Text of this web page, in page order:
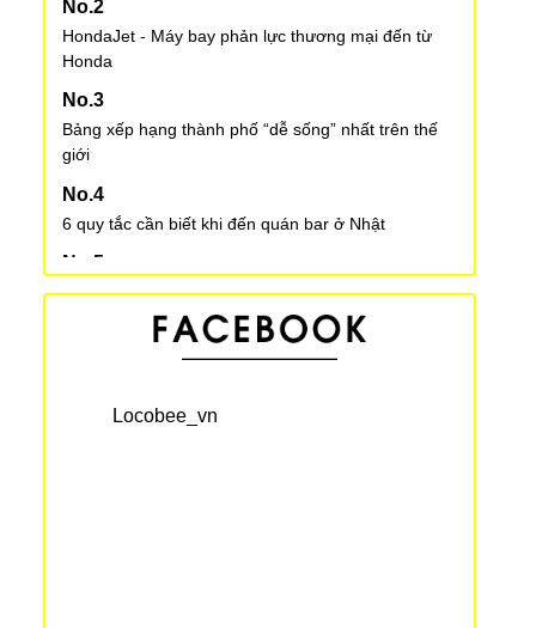
HondaJet - Máy bay phản lực thương mại đến từ
Honda
Bảng xếp hạng thành phố “dễ sống” nhất trên thế
giới
6 quy tắc cần biết khi đến quán bar ở Nhật
Áo khoác Sukajan – phong cách đường phố của
giới trẻ Nhật
khó khăn, khủng hoảng
Locobee_vn